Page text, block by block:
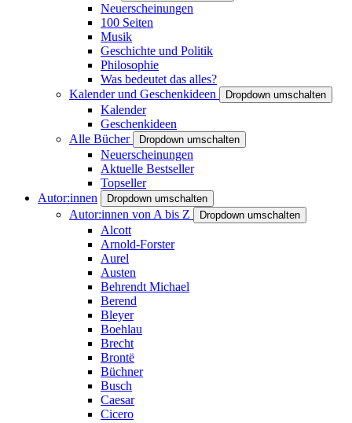
Neuerscheinungen
100 Seiten
Musik
Geschichte und Politik
Philosophie
Was bedeutet das alles?
Kalender und Geschenkideen
Dropdown umschalten
Kalender
Geschenkideen
Alle Bücher
Dropdown umschalten
Neuerscheinungen
Aktuelle Bestseller
Topseller
Autor:innen
Dropdown umschalten
Autor:innen von A bis Z Dropdown umschalten
Alcott
Arnold-Forster
Aurel
Austen
Behrendt Michael
Berend
Bleyer
Boehlau
Brecht
Brontë
Büchner
Busch
Caesar
Cicero